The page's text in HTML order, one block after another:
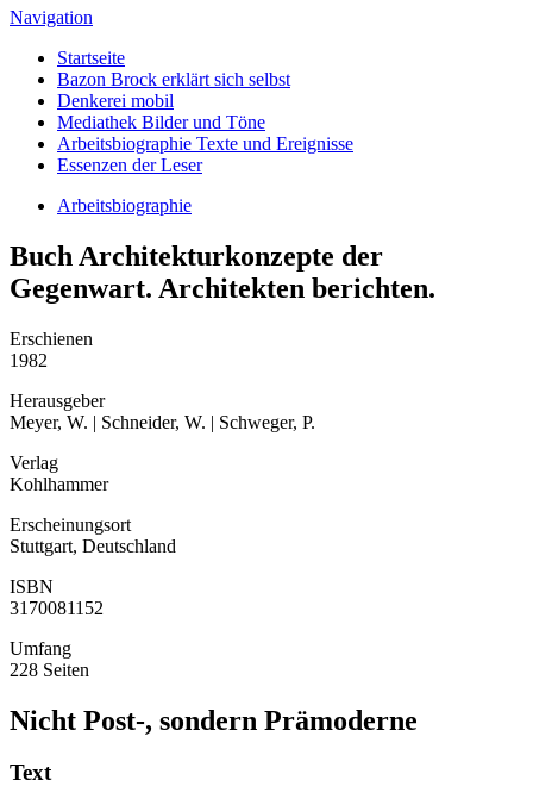
Navigation
Startseite
Bazon Brock erklärt sich selbst
Denkerei mobil
Mediathek Bilder und Töne
Arbeitsbiographie Texte und Ereignisse
Essenzen der Leser
Arbeitsbiographie
Buch Architekturkonzepte der
Gegenwart. Architekten berichten.
Erschienen
1982
Herausgeber
Meyer, W. | Schneider, W. | Schweger, P.
Verlag
Kohlhammer
Erscheinungsort
Stuttgart, Deutschland
ISBN
3170081152
Umfang
228 Seiten
Nicht Post-, sondern Prämoderne
Text